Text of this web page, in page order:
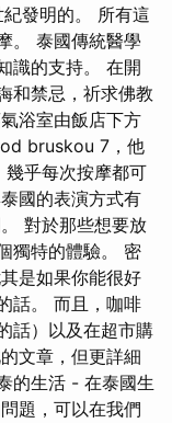
紀發明的。 所有這
。 泰國傳統醫學
識的支持。 在開
和禁忌，祈求佛教
浴室由飯店下方
bruskou 7，他
乎每次按摩都可
國的表演方式有
對於那些想要放
獨特的體驗。 密
是如果你能很好
話。 而且，咖啡
話）以及在超市購
文章，但更詳細
的生活 - 在泰國生
題，可以在我們